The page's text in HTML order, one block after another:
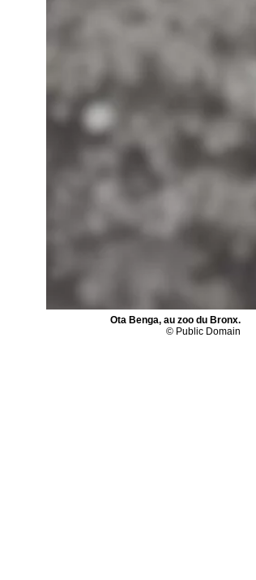
Ota Benga, au zoo du Bronx.
© Public Domain